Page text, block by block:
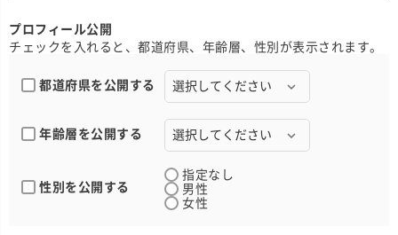
プロフィール公開
チェックを入れると、都道府県、年齢層、性別が表示されます。
都道府県を公開する
年齢層を公開する
性別を公開する
指定なし
男性
女性